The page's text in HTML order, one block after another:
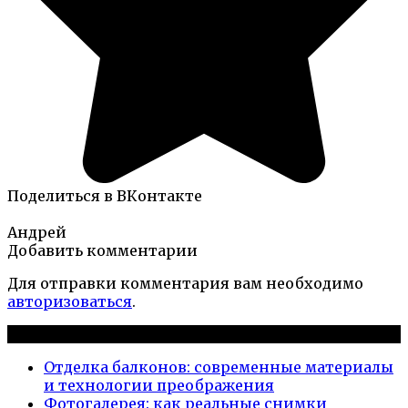
Поделиться в ВКонтакте
Андрей
Добавить комментарии
Для отправки комментария вам необходимо
авторизоваться.
Отделка балконов: современные материалы
и технологии преображения
Фотогалерея: как реальные снимки